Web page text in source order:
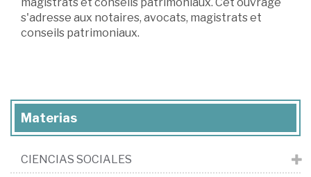
s'adresse aux notaires, avocats, magistrats et
conseils patrimoniaux.
Materias
CIENCIAS SOCIALES